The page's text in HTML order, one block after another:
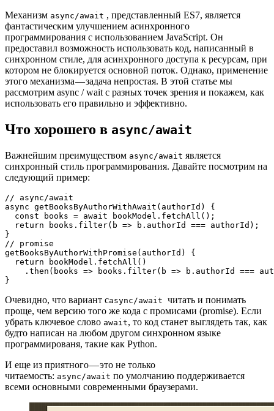
Механизм async/await , представленный ES7, является
фантастическим улучшением асинхронного
программирования с использованием JavaScript. Он
предоставил возможность использовать код, написанный в
синхронном стиле, для асинхронного доступа к ресурсам, при
котором не блокируется основной поток. Однако, применение
этого механизма — задача непростая. В этой статье мы
рассмотрим async / wait с разных точек зрения и покажем, как
использовать его правильно и эффективно.
Что хорошего в async/await
Важнейшим преимуществом async/await является
синхронный стиль программирования. Давайте посмотрим на
следующий пример:
// async/await
async getBooksByAuthorWithAwait(authorId) {
  const books = await bookModel.fetchAll();
  return books.filter(b => b.authorId === authorId);
}
// promise
getBooksByAuthorWithPromise(authorId) {
  return bookModel.fetchAll()
.then(books => books.filter(b => b.authorId ===
}
Очевидно, что вариант сasync/await читать и понимать
проще, чем версию того же кода с промисами (promise). Если
убрать ключевое слово await, то код станет выглядеть так, как
будто написан на любом другом синхронном языке
программированя, такие как Python.
И еще из приятного — это не только
читаемость: async/await по умолчанию поддерживается
всеми основными современными браузерами.